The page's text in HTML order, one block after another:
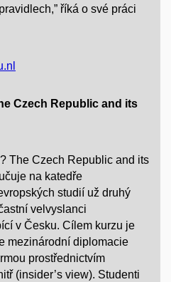
říká o své práci
Czech Republic and its
The Czech Republic and its
na katedře
studií už druhý
velvyslanci
v Česku. Cílem kurzu je
mezinárodní diplomacie
prostřednictvím
(insider’s view). Studenti